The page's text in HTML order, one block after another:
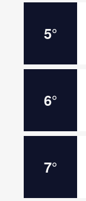
5°
6°
7°